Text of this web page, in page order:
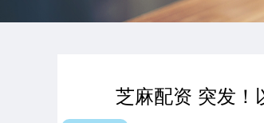
芝麻配资 突发！